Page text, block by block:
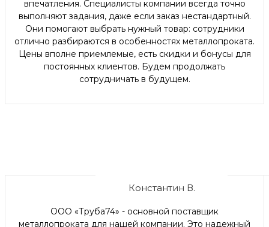
впечатления. Специалисты компании всегда точно
выполняют задания, даже если заказ нестандартный.
Они помогают выбрать нужный товар: сотрудники
отлично разбираются в особенностях металлопроката.
Цены вполне приемлемые, есть скидки и бонусы для
постоянных клиентов. Будем продолжать
сотрудничать в будущем.
Константин В.
ООО «Труба74» - основной поставщик
металлопроката для нашей компании. Это надежный